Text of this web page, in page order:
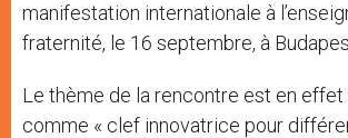
manifestation internationale à
fraternité, le 16 septembre, à
Le thème de la rencontre est en effet
comme « clef innovatrice pour